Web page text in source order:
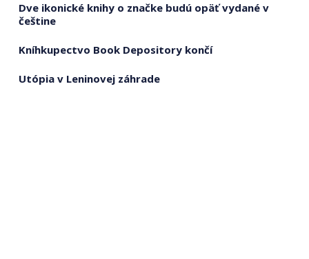
Dve ikonické knihy o značke budú opäť vydané v
češtine
Kníhkupectvo Book Depository končí
Utópia v Leninovej záhrade